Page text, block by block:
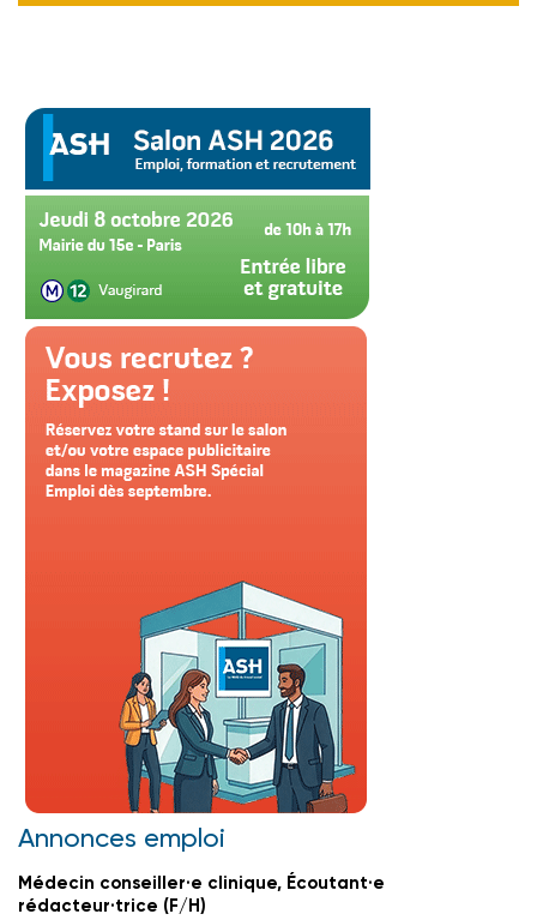
Annonces emploi
Médecin conseiller·e clinique, Écoutant·e
rédacteur·trice (F/H)